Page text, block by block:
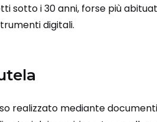
sotto i 30 anni, forse più
digitali.
realizzato mediante